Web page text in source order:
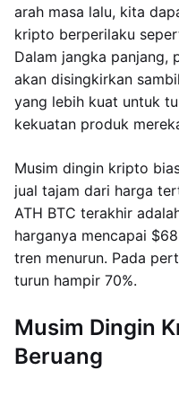
arah masa lalu, kita
kripto berperilaku
Dalam jangka panjang,
akan disingkirkan
yang lebih kuat untuk
kekuatan produk
Musim dingin kripto
jual tajam dari harga
ATH BTC terakhir
harganya mencapai
tren menurun. Pada
turun hampir 70%.
Musim Dingin
Beruang